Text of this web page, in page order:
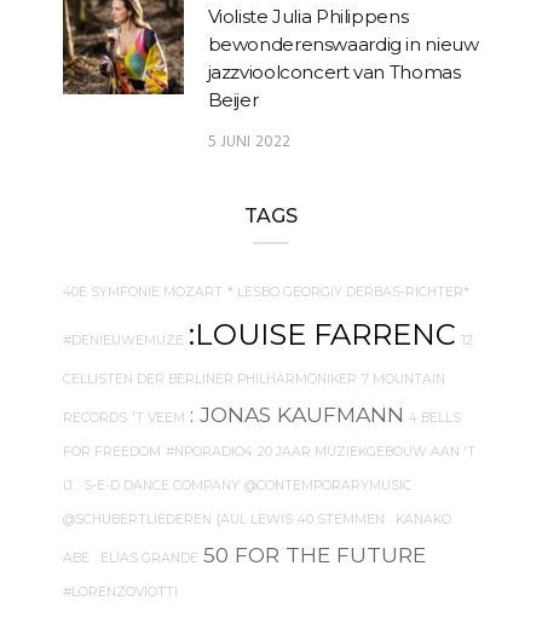
Violiste Julia Philippens
bewonderenswaardig in nieuw
jazzvioolconcert van Thomas
Beijer
5 JUNI 2022
TAGS
40E SYMFONIE MOZART * LESBO GEORGIY DERBAS-RICHTER*
#DENIEUWEMUZE :LOUISE FARRENC 12
CELLISTEN DER BERLINER PHILHARMONIKER 7 MOUNTAIN
RECORDS 'T VEEM : JONAS KAUFMANN 4 BELLS
FOR FREEDOM #NPORADIO4 20 JAAR MUZIEKGEBOUW AAN 'T
IJ . S-E-D DANCE COMPANY @CONTEMPORARYMUSIC
@SCHUBERTLIEDEREN {AUL LEWIS 40 STEMMEN . KANAKO
ABE . ELIAS GRANDE 50 FOR THE FUTURE
#LORENZOVIOTTI